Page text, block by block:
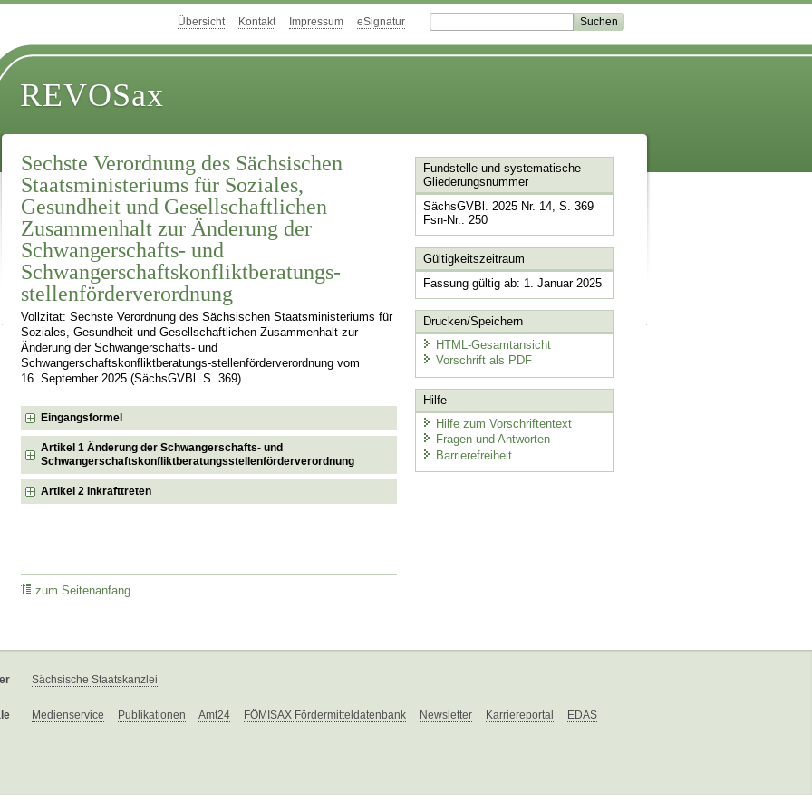
Übersicht Kontakt Impressum eSignatur
REVOSax
Sechste Verordnung des Sächsischen
Staatsministeriums für Soziales,
Gesundheit und Gesellschaftlichen
Zusammenhalt zur Änderung der
Schwangerschafts- und
Schwangerschaftskonfliktberatungs-
stellenförderverordnung
Vollzitat: Sechste Verordnung des Sächsischen Staatsministeriums für
Soziales, Gesundheit und Gesellschaftlichen Zusammenhalt zur
Änderung der Schwangerschafts- und
Schwangerschaftskonfliktberatungs-stellenförderverordnung vom
16. September 2025 (SächsGVBl. S. 369)
Eingangsformel
Artikel 1 Änderung der Schwangerschafts- und
Schwangerschaftskonfliktberatungsstellenförderverordnung
Artikel 2 Inkrafttreten
zum Seitenanfang
Fundstelle und systematische
Gliederungsnummer
SächsGVBl. 2025 Nr. 14, S. 369
Fsn-Nr.: 250
Gültigkeitszeitraum
Fassung gültig ab: 1. Januar 2025
Drucken/Speichern
HTML-Gesamtansicht
Vorschrift als PDF
Hilfe
Hilfe zum Vorschriftentext
Fragen und Antworten
Barrierefreiheit
Sächsische Staatskanzlei
Medienservice Publikationen Amt24 FÖMISAX Fördermitteldatenbank Newsletter Karriereportal EDAS